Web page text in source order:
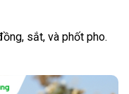
sắt, và phốt pho.